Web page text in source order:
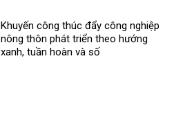
Khuyến công thúc đẩy công nghiệp
nông thôn phát triển theo hướng
xanh, tuần hoàn và số